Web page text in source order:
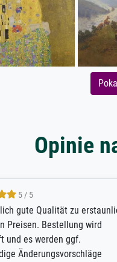
Opinie
5 / 5
/ Highly recommended. The
ordering and payment
shipping was efficient and
exceeds expectations. I